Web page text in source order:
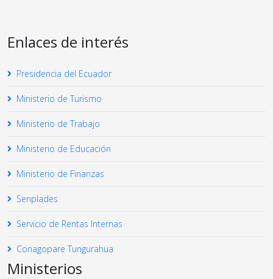
Enlaces de interés
Presidencia del Ecuador
Ministerio de Turismo
Ministerio de Trabajo
Ministerio de Educación
Ministerio de Finanzas
Senplades
Servicio de Rentas Internas
Conagopare Tungurahua
Ministerios